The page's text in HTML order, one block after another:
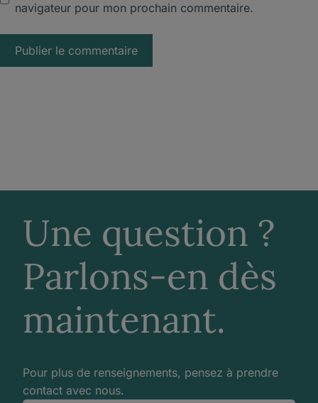
navigateur pour mon prochain commentaire.
Une question ?
Parlons-en dès
maintenant.
Pour plus de renseignements, pensez à prendre
contact avec nous.